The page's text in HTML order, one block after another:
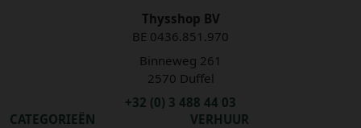
Thysshop BV
BE 0436.851.970
Binneweg 261
2570 Duffel
+32 (0) 3 488 44 03
CATEGORIEËN
VERHUUR